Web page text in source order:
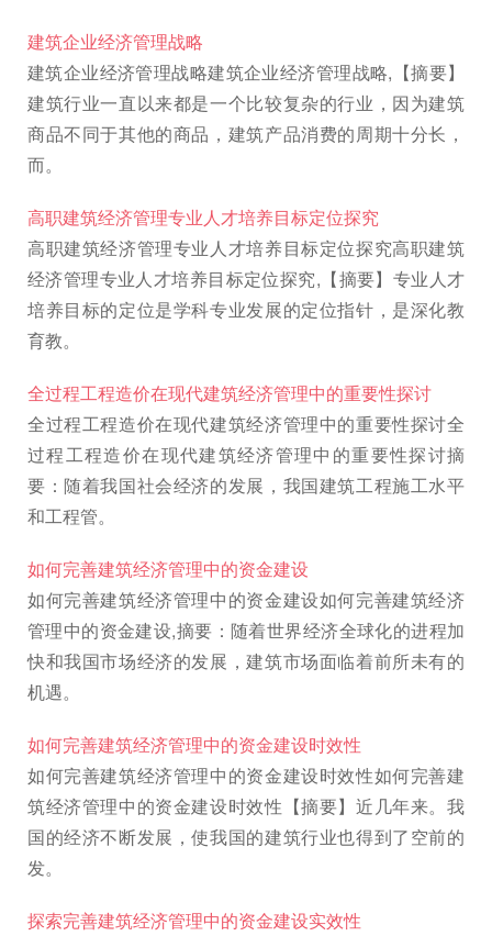
建筑企业经济管理战略
建筑企业经济管理战略建筑企业经济管理战略,【摘要】
建筑行业一直以来都是一个比较复杂的行业，因为建筑
商品不同于其他的商品，建筑产品消费的周期十分长，
而。
高职建筑经济管理专业人才培养目标定位探究
高职建筑经济管理专业人才培养目标定位探究高职建筑
经济管理专业人才培养目标定位探究,【摘要】专业人才
培养目标的定位是学科专业发展的定位指针，是深化教
育教。
全过程工程造价在现代建筑经济管理中的重要性探讨
全过程工程造价在现代建筑经济管理中的重要性探讨全
过程工程造价在现代建筑经济管理中的重要性探讨摘
要：随着我国社会经济的发展，我国建筑工程施工水平
和工程管。
如何完善建筑经济管理中的资金建设
如何完善建筑经济管理中的资金建设如何完善建筑经济
管理中的资金建设,摘要：随着世界经济全球化的进程加
快和我国市场经济的发展，建筑市场面临着前所未有的
机遇。
如何完善建筑经济管理中的资金建设时效性
如何完善建筑经济管理中的资金建设时效性如何完善建
筑经济管理中的资金建设时效性【摘要】近几年来。我
国的经济不断发展，使我国的建筑行业也得到了空前的
发。
探索完善建筑经济管理中的资金建设实效性